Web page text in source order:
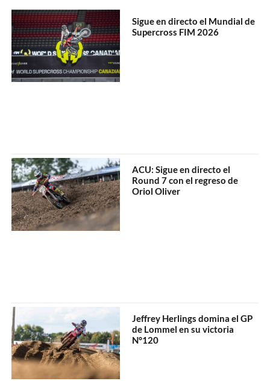
Sigue en directo el Mundial de
Supercross FIM 2026
ACU: Sigue en directo el
Round 7 con el regreso de
Oriol Oliver
Jeffrey Herlings domina el GP
de Lommel en su victoria
N°120